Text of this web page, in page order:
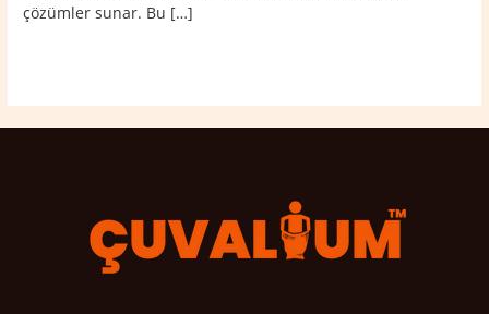
çözümler sunar. Bu […]